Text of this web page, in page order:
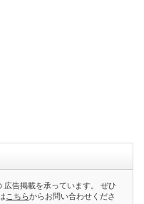
広告掲載を承っています。 ぜひ
こちらからお問い合わせくださ